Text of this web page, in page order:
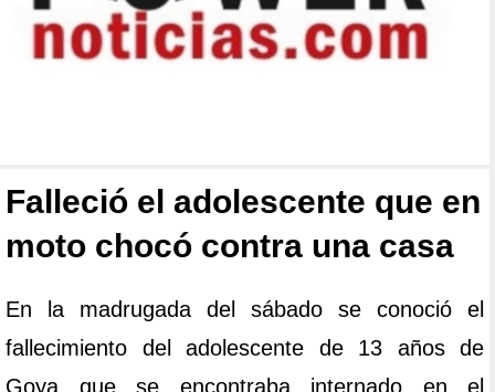
Falleció el adolescente que en
moto chocó contra una casa
En la madrugada del sábado se conoció el
fallecimiento del adolescente de 13 años de
Goya que se encontraba internado en el